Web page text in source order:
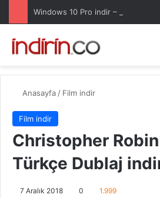
Windows 10 Pro indir – Türkçe –
Anasayfa / Film indir
Film indir
Christopher
Türkçe Dublaj
7 Aralık 2018 0 1.999